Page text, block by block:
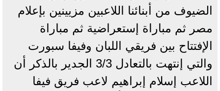
الضيوف من أبنائنا اللاعبين مزيينين بإعلام
مصر ثم مباراة إستعراضية ثم مباراة
الإفتتاح بين فريقي اللبان وفيفا سبورت
والتي إنتهت بالتعادل 3/3 الجدير بالذكر أن
اللاعب إسلام إبراهيم لاعب فريق فيفا